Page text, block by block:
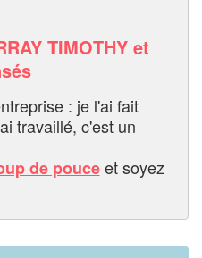
TIMOTHY et
: je l'ai fait
travaillé, c'est un
de pouceet soyez